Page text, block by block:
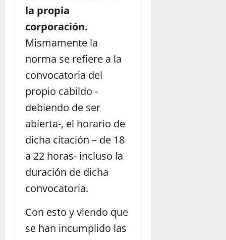
la propia
corporación.
Mismamente la
norma se refiere a la
convocatoria del
propio cabildo -
debiendo de ser
abierta-, el horario de
dicha citación – de 18
a 22 horas- incluso la
duración de dicha
convocatoria.
Con esto y viendo que
se han incumplido las